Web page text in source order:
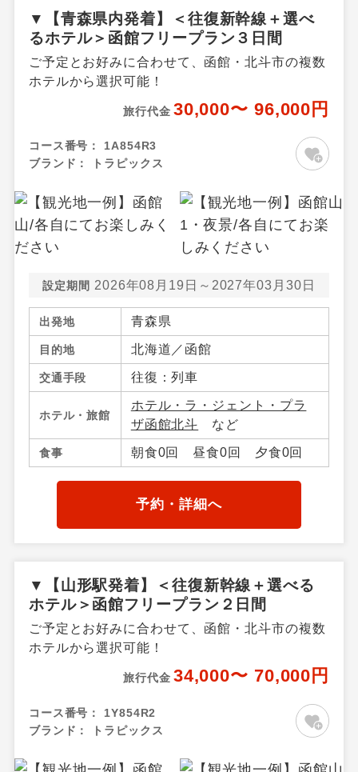
▼【青森県内発着】＜往復新幹線＋選べ
るホテル＞函館フリープラン３日間
ご予定とお好みに合わせて、函館・北斗市の複数
ホテルから選択可能！
旅行代金 30,000〜 96,000円
コース番号：
1A854R3
ブランド：
トラピックス
設定期間 2026年08月19日～2027年03月30日
出発地 青森県
目的地 北海道／函館
交通手段 往復：列車
ホテル・旅館
ホテル・ラ・ジェント・プラ
ザ函館北斗 など
食事 朝食0回 昼食0回 夕食0回
予約・詳細へ
▼【山形駅発着】＜往復新幹線＋選べる
ホテル＞函館フリープラン２日間
ご予定とお好みに合わせて、函館・北斗市の複数
ホテルから選択可能！
旅行代金 34,000〜 70,000円
コース番号：
1Y854R2
ブランド：
トラピックス